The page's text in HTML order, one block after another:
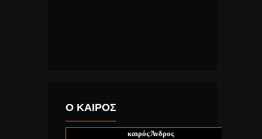
Ο ΚΑΙΡΟΣ
καιρός Άνδρος